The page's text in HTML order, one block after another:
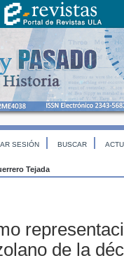
SESIÓN BUSCAR
Tejada
de la